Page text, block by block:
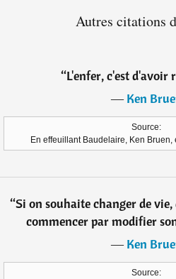
Autres citations
“L'enfer, c'est d'avoir
―Ken
Source:
En effeuillant Baudelaire, Ken Bruen,
“Si on souhaite changer de
commencer par modifier
―Ken
Source: